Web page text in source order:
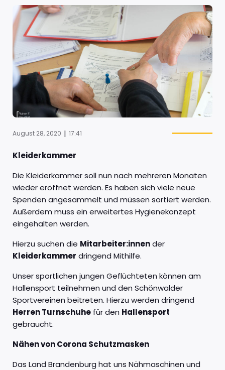
August 28, 2020 | 17:41
Kleiderkammer
Die Kleiderkammer soll nun nach mehreren Monaten
wieder eröffnet werden. Es haben sich viele neue
Spenden angesammelt und müssen sortiert werden.
Außerdem muss ein erweitertes Hygienekonzept
eingehalten werden.
Hierzu suchen die Mitarbeiter:innender
Kleiderkammer dringend Mithilfe.
Unser sportlichen jungen Geflüchteten können am
Hallensport teilnehmen und den Schönwalder
Sportvereinen beitreten. Hierzu werden dringend
Herren Turnschuhe für den Hallensport
gebraucht.
Nähen von Corona Schutzmasken
Das Land Brandenburg hat uns Nähmaschinen und